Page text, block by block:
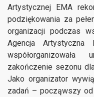
Artystycznej EMA
podziękowania za
organizacji podczas
Agencja
zakończenie sezonu
Jako organizator
zadań – począwszy